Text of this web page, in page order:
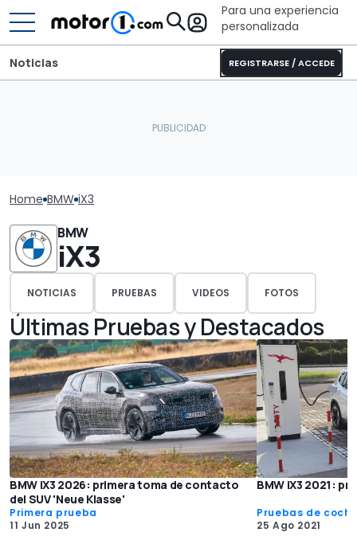
Para una experiencia
personalizada
REGISTRARSE / ACCEDE
Noticias
Home BMW iX3
BMW
iX3
NOTICIAS PRUEBAS VIDEOS FOTOS
Últimas Pruebas y Destacados
BMW iX3 2026: primera toma de contacto
del SUV 'Neue Klasse'
Primera prueba
11 Jun 2025
BMW iX3 2021:
Pruebas de
25 Ago 2021